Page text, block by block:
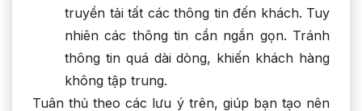
truyền tải tất các thông tin đến khách. Tuy
nhiên các thông tin cần ngắn gọn. Tránh
thông tin quá dài dòng, khiến khách hàng
không tập trung.
Tuân thủ theo các lưu ý trên, giúp bạn tạo nên